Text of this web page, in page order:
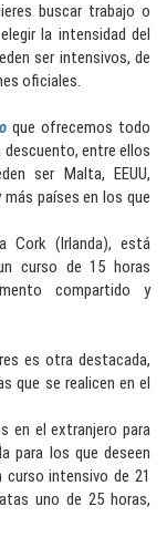
buscar trabajo o
la intensidad del
ser intensivos, de
oficiales.
que ofrecemos todo
descuento, entre ellos
ser Malta, EEUU,
más países en los que
Cork (Irlanda), está
curso de 15 horas
compartido y
es otra destacada,
que se realicen en el
en el extranjero para
para los que deseen
intensivo de 21
uno de 25 horas,